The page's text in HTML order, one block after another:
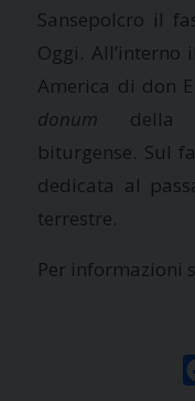
Sansepolcro il
Oggi.
America di don
donum della
biturgense. Sul
dedicata al
terrestre.
Per informazioni